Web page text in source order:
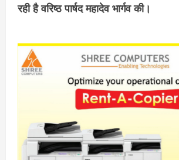
रही है वरिष्ठ पार्षद महादेव भार्गव की।